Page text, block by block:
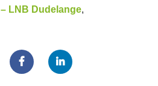
LNB Dudelange,